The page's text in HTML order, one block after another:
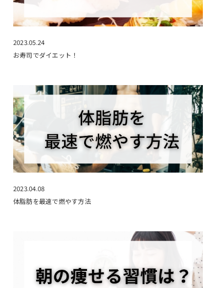
2023.05.24
お寿司でダイエット！
2023.04.08
体脂肪を最速で燃やす方法